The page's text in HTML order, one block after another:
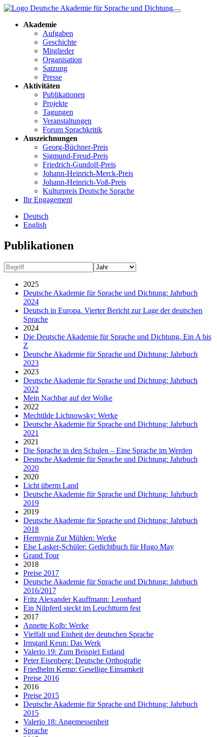
Akademie
Aufgaben
Geschichte
Mitglieder
Organisation
Satzung
Presse
Aktivitäten
Publikationen
Projekte
Tagungen
Veranstaltungen
Forum Sprachkritik
Auszeichnungen
Georg-Büchner-Preis
Sigmund-Freud-Preis
Friedrich-Gundolf-Preis
Johann-Heinrich-Merck-Preis
Johann-Heinrich-Voß-Preis
Kulturpreis Deutsche Sprache
Ihr Engagement
Deutsch
English
Publikationen
2025
Deutsche Akademie für Sprache und Dichtung: Jahrbuch
2024
Deutsch in Europa. Vierter Bericht zur Lage der deutschen
Sprache
2024
Die Deutsche Akademie für Sprache und Dichtung. Ein A bis
Z
Deutsche Akademie für Sprache und Dichtung: Jahrbuch
2023
2023
Deutsche Akademie für Sprache und Dichtung: Jahrbuch
2022
Mein Nachbar auf der Wolke
2022
Mechtilde Lichnowsky: Werke
Deutsche Akademie für Sprache und Dichtung: Jahrbuch
2021
2021
Die Sprache in den Schulen – Eine Sprache im Werden
Deutsche Akademie für Sprache und Dichtung: Jahrbuch
2020
2020
Licht überm Land
Deutsche Akademie für Sprache und Dichtung: Jahrbuch
2019
2019
Deutsche Akademie für Sprache und Dichtung: Jahrbuch
2018
Hermynia Zur Mühlen: Werke
Else Lasker-Schüler: Gedichtbuch für Hugo May
Grand Tour
2018
Preise 2017
Deutsche Akademie für Sprache und Dichtung: Jahrbuch
2016/2017
Fritz Alexander Kauffmann: Leonhard
Ein Nilpferd steckt im Leuchtturm fest
2017
Annette Kolb: Werke
Vielfalt und Einheit der deutschen Sprache
Irmgard Keun: Das Werk
Valerio 19: Zum Beispiel Estland
Peter Eisenberg: Deutsche Orthografie
Friedhelm Kemp: Gesellige Einsamkeit
Preise 2016
2016
Preise 2015
Deutsche Akademie für Sprache und Dichtung: Jahrbuch
2015
Valerio 18: Angemessenheit
Sprache